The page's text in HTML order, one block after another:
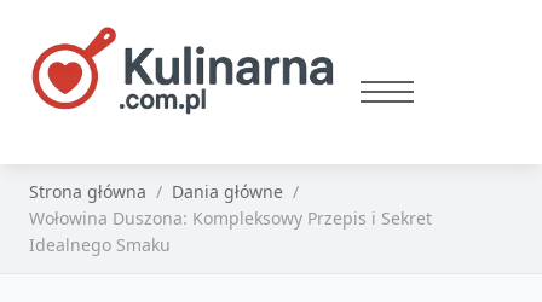
Strona główna
Dania główne
Wołowina Duszona: Kompleksowy Przepis i Sekret
Idealnego Smaku